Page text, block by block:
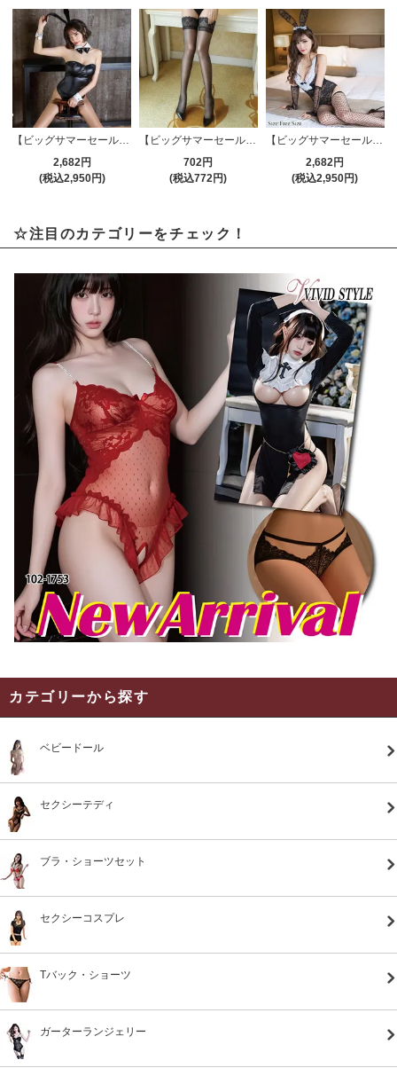
【ビッグサマーセール対象品】セクシーコスプレ(SEXYCOSPLAY) 461bk
2,682円
(税込2,950円)
【ビッグサマーセール対象品】ストッキング(STOCKING) 184bk
702円
(税込772円)
【ビッグサマーセール対象品】セクシーコスプレ(SEXYCOSPLAY) 070
2,682円
(税込2,950円)
☆注目のカテゴリーをチェック！
カテゴリーから探す
ベビードール
セクシーテディ
ブラ・ショーツセット
セクシーコスプレ
Tバック・ショーツ
ガーターランジェリー